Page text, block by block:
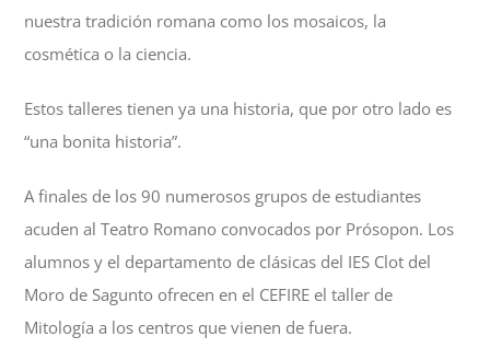
nuestra tradición romana como los mosaicos, la
cosmética o la ciencia.
Estos talleres tienen ya una historia, que por otro lado es
“una bonita historia”.
A finales de los 90 numerosos grupos de estudiantes
acuden al Teatro Romano convocados por Prósopon. Los
alumnos y el departamento de clásicas del IES Clot del
Moro de Sagunto ofrecen en el CEFIRE el taller de
Mitología a los centros que vienen de fuera.